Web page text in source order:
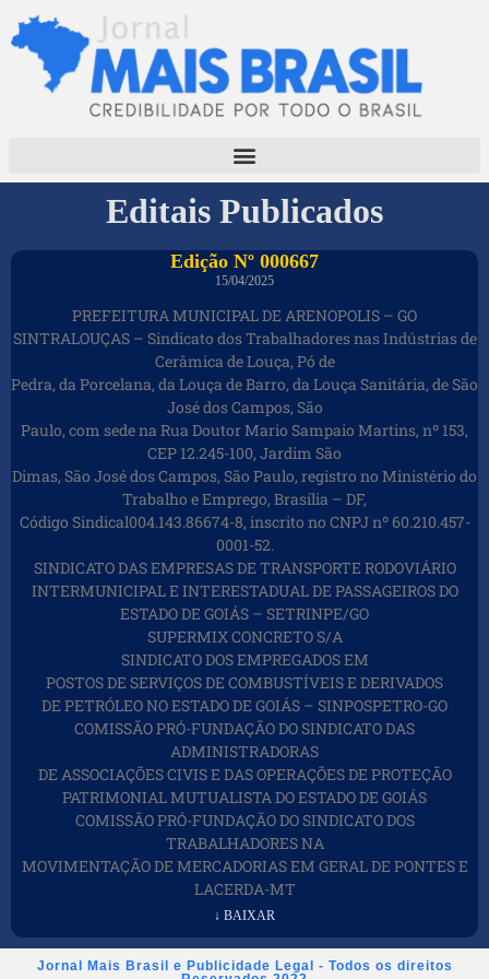
Editais Publicados
Edição Nº 000667
15/04/2025
PREFEITURA MUNICIPAL DE ARENOPOLIS – GO
SINTRALOUÇAS – Sindicato dos Trabalhadores nas Indústrias de
Cerâmica de Louça, Pó de
Pedra, da Porcelana, da Louça de Barro, da Louça Sanitária, de São
José dos Campos, São
Paulo, com sede na Rua Doutor Mario Sampaio Martins, nº 153,
CEP 12.245-100, Jardim São
Dimas, São José dos Campos, São Paulo, registro no Ministério do
Trabalho e Emprego, Brasília – DF,
Código Sindical004.143.86674-8, inscrito no CNPJ nº 60.210.457-
0001-52.
SINDICATO DAS EMPRESAS DE TRANSPORTE RODOVIÁRIO
INTERMUNICIPAL E INTERESTADUAL DE PASSAGEIROS DO
ESTADO DE GOIÁS – SETRINPE/GO
SUPERMIX CONCRETO S/A
SINDICATO DOS EMPREGADOS EM
POSTOS DE SERVIÇOS DE COMBUSTÍVEIS E DERIVADOS
DE PETRÓLEO NO ESTADO DE GOIÁS – SINPOSPETRO-GO
COMISSÃO PRÓ-FUNDAÇÃO DO SINDICATO DAS
ADMINISTRADORAS
DE ASSOCIAÇÕES CIVIS E DAS OPERAÇÕES DE PROTEÇÃO
PATRIMONIAL MUTUALISTA DO ESTADO DE GOIÁS
COMISSÃO PRÓ-FUNDAÇÃO DO SINDICATO DOS
TRABALHADORES NA
MOVIMENTAÇÃO DE MERCADORIAS EM GERAL DE PONTES E
LACERDA-MT
↓ BAIXAR
Jornal Mais Brasil e Publicidade Legal - Todos os direitos